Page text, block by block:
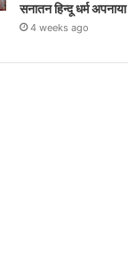
सनातन हिन्दू धर्म अपनाया
4 weeks ago